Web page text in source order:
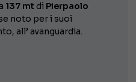
137 mt di Pierpaolo
noto per i suoi
all’ avanguardia.